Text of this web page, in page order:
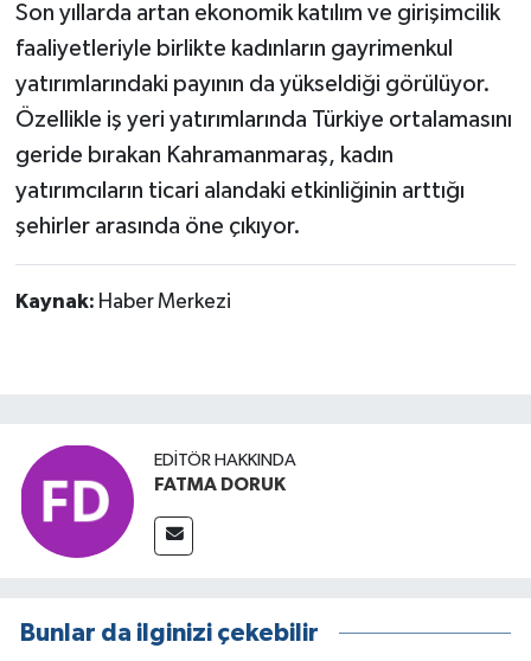
Son yıllarda artan ekonomik katılım ve girişimcilik
faaliyetleriyle birlikte kadınların gayrimenkul
yatırımlarındaki payının da yükseldiği görülüyor.
Özellikle iş yeri yatırımlarında Türkiye ortalamasını
geride bırakan Kahramanmaraş, kadın
yatırımcıların ticari alandaki etkinliğinin arttığı
şehirler arasında öne çıkıyor.
Kaynak: Haber Merkezi
EDITÖR HAKKINDA
FATMA DORUK
Bunlar da ilginizi çekebilir